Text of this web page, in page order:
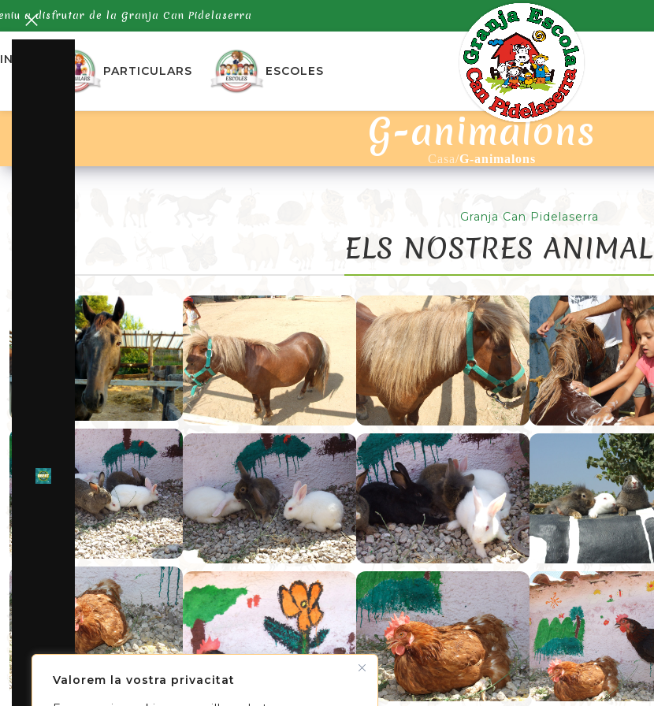
Valorem la vostra privacitat
a disfrutar de la Granja Can Pidelaserra
INICI
PARTICULARS
ESCOLES
G-animalons
Casa/G-animalons
Granja Can Pidelaserra
ELS NOSTRES